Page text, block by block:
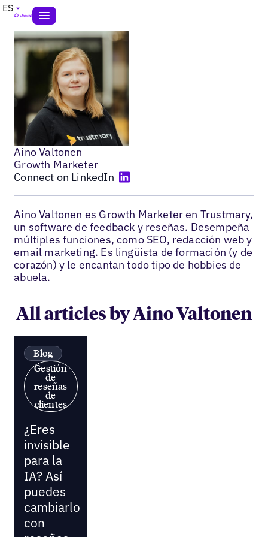
ES
Aino Valtonen
Growth Marketer
Connect on LinkedIn
Aino Valtonen es Growth Marketer en Trustmary,
un software de feedback y reseñas. Desempeña
múltiples funciones, como SEO, redacción web y
email marketing. Es lingüista de formación (y de
corazón) y le encantan todo tipo de hobbies de
abuela.
All articles by Aino Valtonen
Blog
Gestión
de
reseñas
de
clientes
¿Eres
invisible
para la
IA? Así
puedes
cambiarlo
con